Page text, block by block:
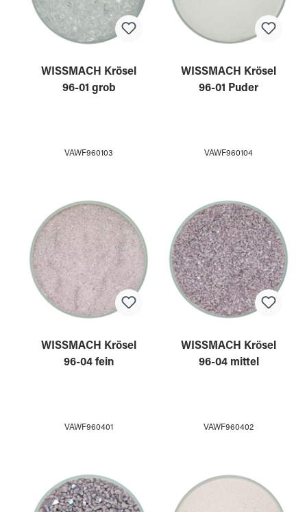
WISSMACH Krösel
96-01 grob
VAWF960103
WISSMACH Krösel
96-01 Puder
VAWF960104
WISSMACH Krösel
96-04 fein
VAWF960401
WISSMACH Krösel
96-04 mittel
VAWF960402